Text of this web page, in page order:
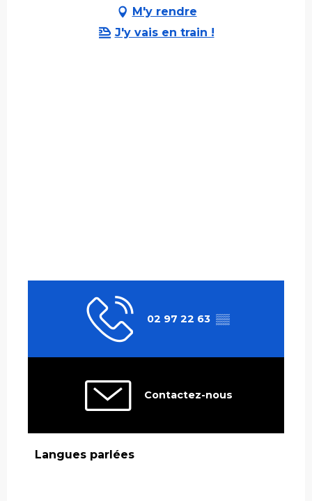
M'y rendre
J'y vais en train !
02 97 22 63 ▒▒
Contactez-nous
Langues parlées
Langues parlées